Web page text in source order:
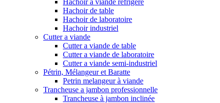
Hachoir a viande réfrigéré
Hachoir de table
Hachoir de laboratoire
Hachoir industriel
Cutter a viande
Cutter a viande de table
Cutter a viande de laboratoire
Cutter a viande semi-industriel
Pétrin, Mélangeur et Baratte
Petrin melangeur à viande
Trancheuse a jambon professionnelle
Trancheuse à jambon inclinée